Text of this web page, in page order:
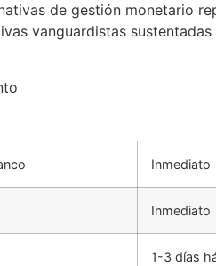
de gestión monetario
vanguardistas
Inmediato
Inmediato
1-3 días